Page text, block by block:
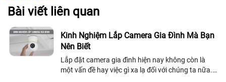
Bài viết liên quan
Kinh Nghiệm Lắp Camera Gia Đình Mà Bạn
Nên Biết
Lắp đặt camera gia đình hiện nay không còn là
một vấn đề hay việc gì xa lạ đối với chúng ta nữa.